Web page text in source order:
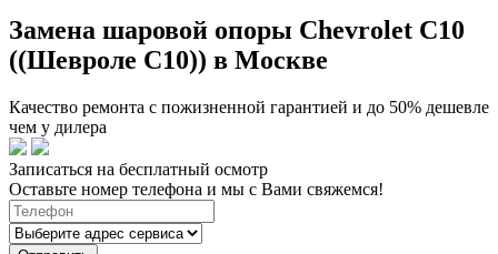
Замена шаровой опоры Chevrolet C10
((Шевроле С10)) в Москве
Качество ремонта с пожизненной гарантией и до 50% дешевле
чем у дилера
Записаться на бесплатный осмотр
Оставьте номер телефона и мы с Вами свяжемся!